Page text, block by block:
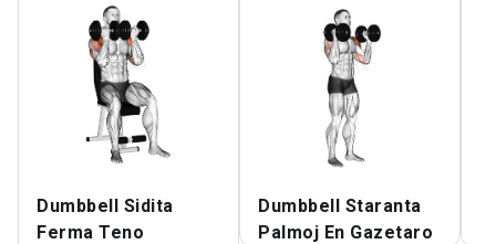
Dumbbell Sidita
Ferma Teno
Dumbbell Staranta
Palmoj En Gazetaro